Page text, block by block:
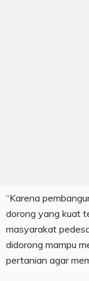
“Karena
dorong yang kuat
masyarakat
didorong mampu
pertanian agar